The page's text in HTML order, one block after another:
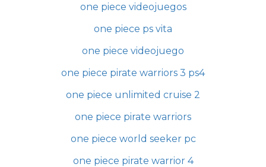
one piece videojuegos
one piece ps vita
one piece videojuego
one piece pirate warriors 3 ps4
one piece unlimited cruise 2
one piece pirate warriors
one piece world seeker pc
one piece pirate warrior 4